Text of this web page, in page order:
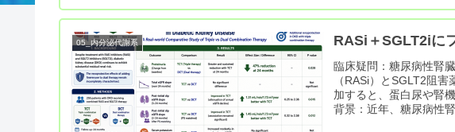
05_内分泌代謝系 RASi＋SGLT2iに
臨床疑問：糖尿病性腎
（RASi）とSGLT2阻
加すると、蛋白尿や腎
背景：近年、糖尿病性